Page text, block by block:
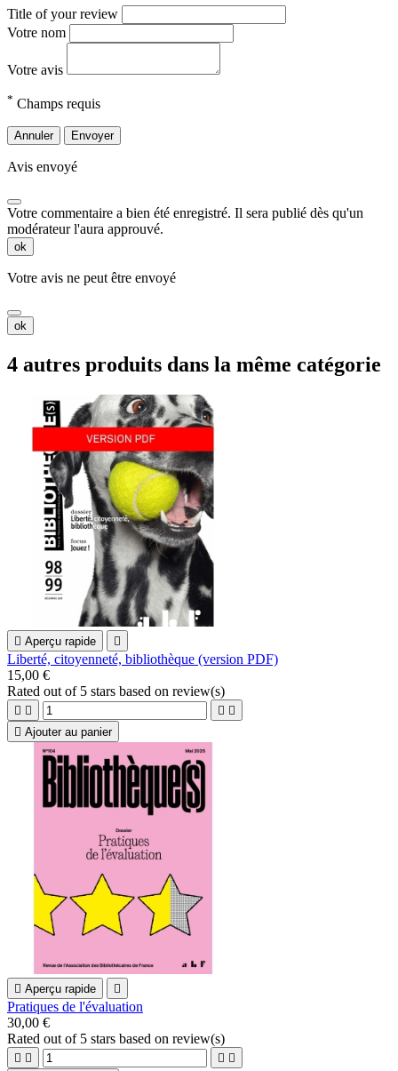
Title of your review
Votre nom
Votre avis
* Champs requis
Annuler Envoyer
Avis envoyé
Votre commentaire a bien été enregistré. Il sera publié dès qu'un
modérateur l'aura approuvé.
ok
Votre avis ne peut être envoyé
ok
4 autres produits dans la même catégorie
 Aperçu rapide 
Liberté, citoyenneté, bibliothèque (version PDF)
15,00 €
Rated out of 5 stars based on review(s)
   
 Ajouter au panier
 Aperçu rapide 
Pratiques de l'évaluation
30,00 €
Rated out of 5 stars based on review(s)
   